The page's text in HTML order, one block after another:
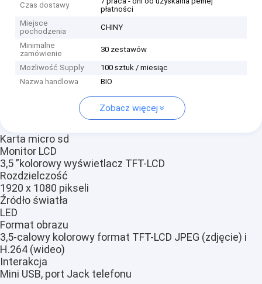
Czas dostawy
płatności
Miejsce
pochodzenia
CHINY
Minimalne
zamówienie
30 zestawów
Możliwość Supply
100 sztuk / miesiąc
Nazwa handlowa
BIO
Zobacz więcej
Karta micro sd
Monitor LCD
3,5 ”kolorowy wyświetlacz TFT-LCD
Rozdzielczość
1920 x 1080 pikseli
Źródło światła
LED
Format obrazu
3,5-calowy kolorowy format TFT-LCD JPEG (zdjęcie) i
H.264 (wideo)
Interakcja
Mini USB, port Jack telefonu